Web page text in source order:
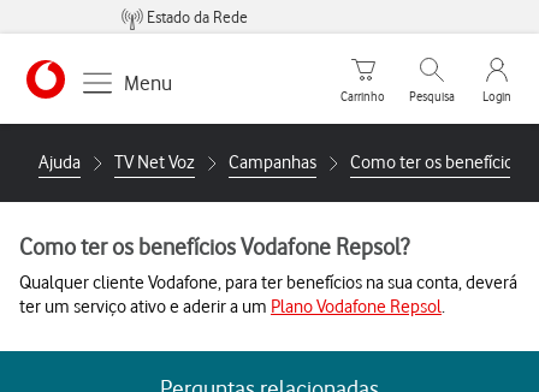
Estado da Rede
https://www.vodafone.pt
Menu
Carrinho de compras
Carrinho
Pesquisar
Pesquisa
My
Login
Ajuda TV Net Voz Campanhas Como ter os benefícios
Como ter os benefícios Vodafone Repsol?
Qualquer cliente Vodafone, para ter benefícios na sua conta, deverá
ter um serviço ativo e aderir a um Plano Vodafone Repsol.